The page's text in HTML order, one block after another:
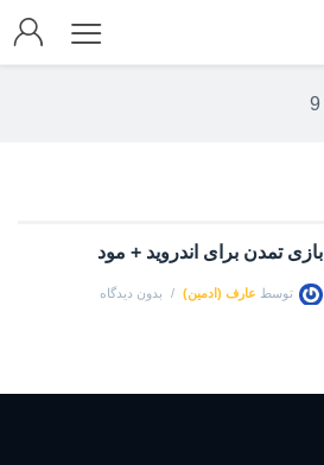
بازی تمدن برای اندروید + مود
توسط عارف (ادمین) بدون دیدگاه